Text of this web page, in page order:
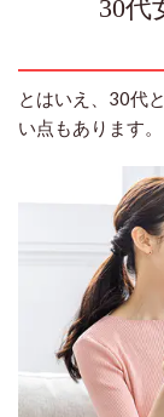
30代
とはいえ、30代
い点もあります。